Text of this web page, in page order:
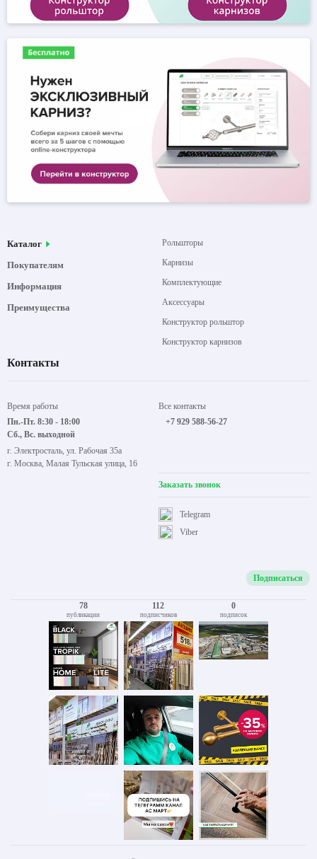
Каталог
Покупателям
Информация
Преимущества
Рольшторы
Карнизы
Комплектующие
Аксессуары
Конструктор рольштор
Конструктор карнизов
Контакты
Время работы
Пн.-Пт. 8:30 - 18:00
Сб., Вс. выходной
г. Электросталь, ул. Рабочая 35а
г. Москва, Малая Тульская улица, 16
Все контакты
+7 929 588-56-27
Заказать звонок
Viber
Telegram
Подписаться
78
публикации
112
подписчиков
0
подписок